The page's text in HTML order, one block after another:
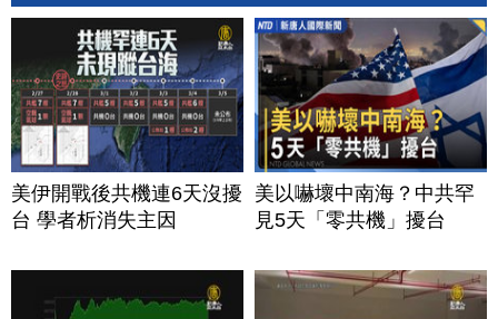
美伊開戰後共機連6天沒擾
台 學者析消失主因
美以嚇壞中南海？中共罕
見5天「零共機」擾台